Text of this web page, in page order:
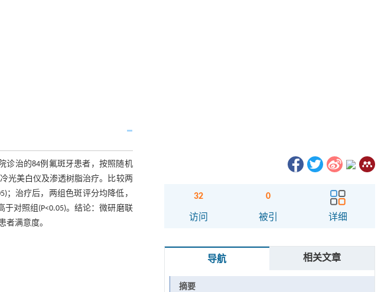
诊治的84例氟斑牙患者，按照随机
光美白仪及渗透树脂治疗。比较两
；治疗后，两组色斑评分均降低，
对照组(P<0.05)。结论：微研磨联
者满意度。
32
访问
0
被引 详细
导航 相关文章
摘要